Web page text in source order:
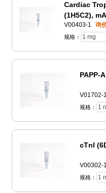
Cardiac
(1H5C2),
V00403-1 询
规格：
PAPP-
V01702-1
规格：
cTnI
V00302-1
规格：